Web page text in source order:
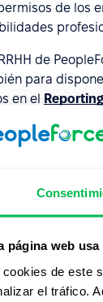
página web
cookies de este
el tráfico.
de los
de
para
en el Reporting